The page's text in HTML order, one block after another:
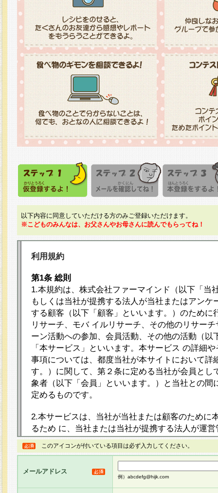
以下内容に同意していただける方のみご登録いただけます。
※こどものみんなは、お父さんやお母さんに読んでもらってね！
利用規約
第1条 総則
1.本規約は、株式会社ファーマインド（以下「当
もしくは当社が提携する法人が当社またはアンケ
する顧客（以下「顧客」といいます。）のために
リサーチ、モバ イルリサーチ、その他のリサー
ーン活動への参加、会員活動、その他の活動（以
「本サービス」といいます。本サービス の詳細
事項については、都度当社が本サイトにおいて詳
す。）に関して、第２条に定める当社が会員とし
象者（以下「会員」といいます。）と当社との間
定めるものです。
2.本サービスは、当社が当社または顧客のために
るため に、当社または当社が提携する法人が運
ト（以下「本サイト」といいます。）上に本サー
ージを設け、会員がアンケー ト調査に回答する
し、その結果を当社が集計・分析その他の利用を
るものです。なお、本サービスは、それぞれの目
員に対して本サービスの依頼を行うこともあり、
このアイコンが付いている項目は必ず入力してください。
メールアドレス
例）abcdefg@hijk.com